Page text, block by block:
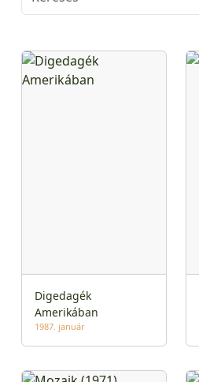
Digedagék
Amerikában
1987. január